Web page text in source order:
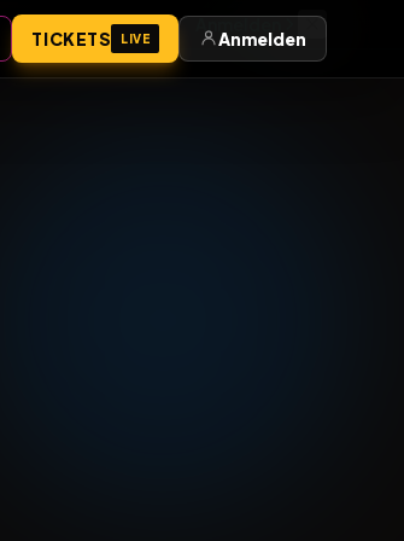
Anmelden
TICKETS LIVE Anmelden